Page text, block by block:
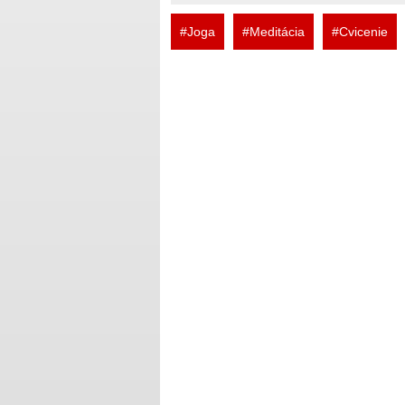
#Joga #Meditácia #Cvicenie